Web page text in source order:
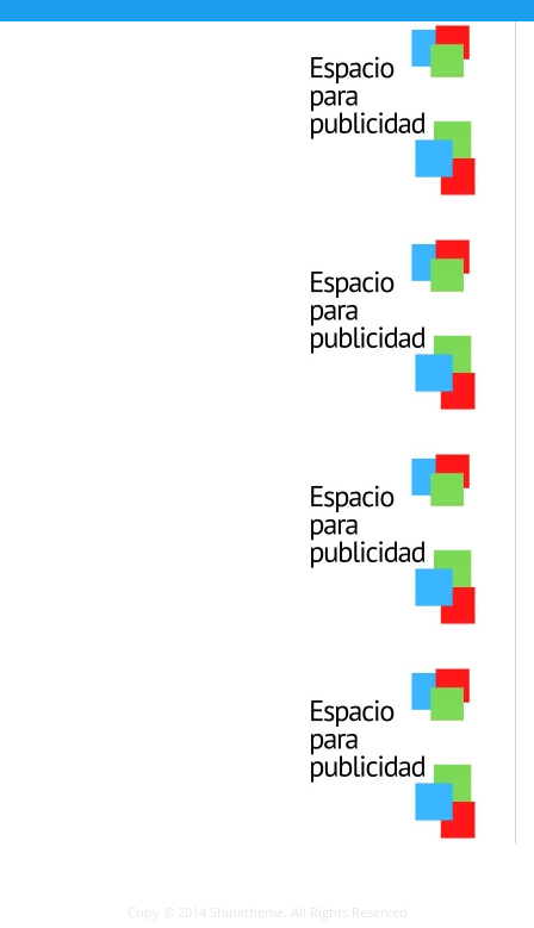
Copy © 2014 Shinetheme. All Rights Reserved